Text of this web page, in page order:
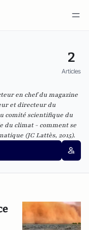
2
Articles
en chef du magazine
et directeur du
comité scientifique du
du climat - comment se
(JC Lattès, 2015).